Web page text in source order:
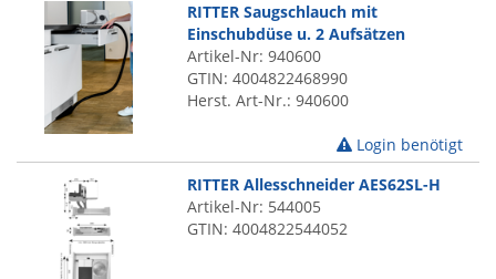
RITTER Saugschlauch mit
Einschubdüse u. 2 Aufsätzen
Artikel-Nr: 940600
GTIN: 4004822468990
Herst. Art-Nr.: 940600
Login benötigt
RITTER Allesschneider AES62SL-H
Artikel-Nr: 544005
GTIN: 4004822544052